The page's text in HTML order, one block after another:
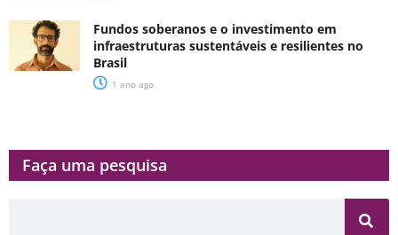
Fundos soberanos e o investimento em
infraestruturas sustentáveis e resilientes no
Brasil
1 ano ago
Faça uma pesquisa​​